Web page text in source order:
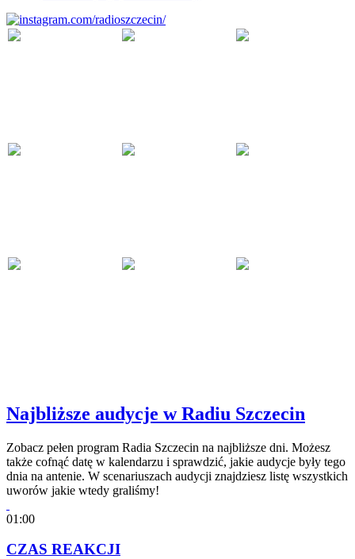
Najbliższe audycje w Radiu Szczecin
Zobacz pełen program Radia Szczecin na najbliższe dni. Możesz
także cofnąć datę w kalendarzu i sprawdzić, jakie audycje były tego
dnia na antenie. W scenariuszach audycji znajdziesz listę wszystkich
uworów jakie wtedy graliśmy!
01:00
CZAS REAKCJI